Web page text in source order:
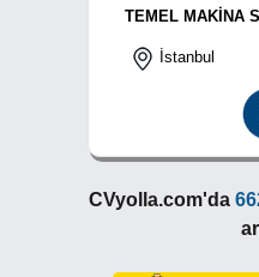
TEMEL MAKİNA
İstanbul
CVyolla.com'da